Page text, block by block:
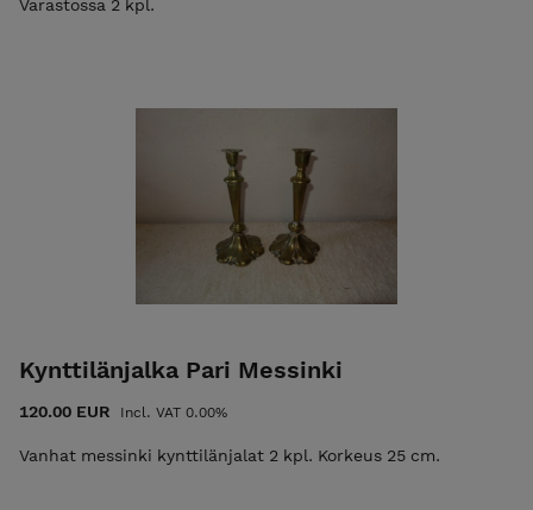
Varastossa 2 kpl.
Kynttilänjalka Pari Messinki
120.00 EUR Incl. VAT 0.00%
Vanhat messinki kynttilänjalat 2 kpl. Korkeus 25 cm.